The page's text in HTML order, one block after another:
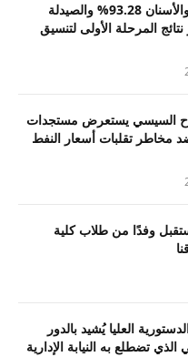
الطب 94.06% والأسنان 93.28% والصيدلة
نتائج المرحلة الأولى لتنسيق
السيسي يستعرض مستجدات
مخاطر تقلبات أسعار النفط
وفدًا من طلاب كلية
العليا يُشيد بالدور
تضطلع به النيابة الإدارية